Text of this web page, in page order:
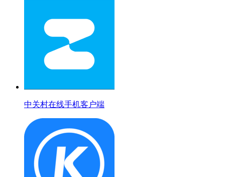
中关村在线手机客户端